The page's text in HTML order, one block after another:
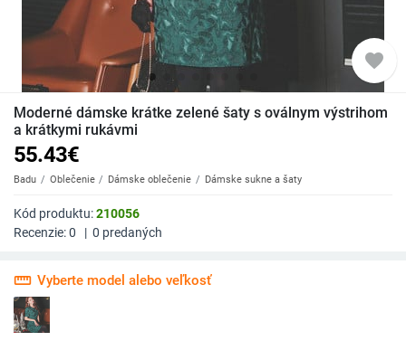
favorite
Moderné dámske krátke zelené šaty s oválnym výstrihom
a krátkymi rukávmi
55.43€
Badu Oblečenie Dámske oblečenie Dámske sukne a šaty
Kód produktu:210056
Recenzie:0 | 0 predaných
straighten Vyberte model alebo veľkosť